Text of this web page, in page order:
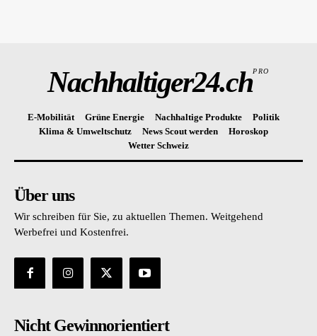
Nachhaltiger24.chPRO
E-Mobilität Grüne Energie Nachhaltige Produkte
Politik
Klima & Umweltschutz
News Scout werden
Horoskop
Wetter Schweiz
Über uns
Wir schreiben für Sie, zu aktuellen Themen. Weitgehend
Werbefrei und Kostenfrei.
Nicht Gewinnorientiert